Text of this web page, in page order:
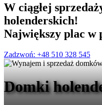
W ciągłej
holenderskich!
Największy plac w
Zadzwoń: +48 510 328 545
Domki